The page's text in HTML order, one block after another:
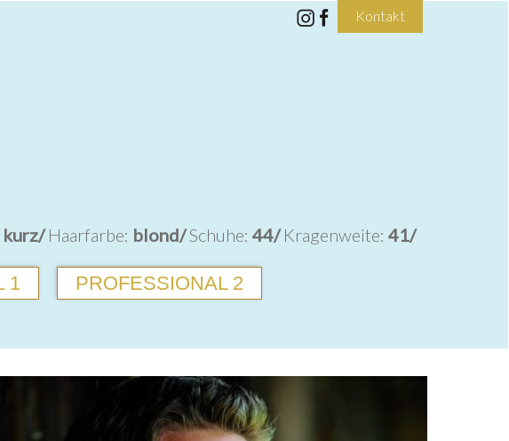
Kontakt
kurz/Haarfarbe: blond/Schuhe: 44/Kragenweite: 41/
1 PROFESSIONAL 2